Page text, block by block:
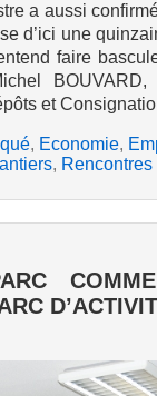
a aussi
d’ici une
faire
et
, Economie,
, Rencontres